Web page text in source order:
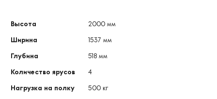
Высота
2000 мм
Ширина
1537 мм
Глубина
518 мм
Количество ярусов
4
Нагрузка на полку
500 кг